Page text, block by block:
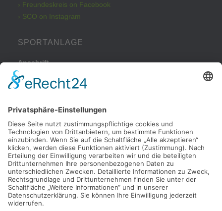
› Freundeskreis on Facebook
› SCO on Instagram
SPORTANLAGE
Anschrift
Kleinbeckstraße 43
45549 Sprockhövel
Telefon
Tel.: 02324 / 79082
Parkplatz
Nachdem Sie von der Haßlinghauser Straße in die
Kleinbeckstraße eingebogen sind, fahren Sie bitte nach ca. 50
Metern rechts auf unseren Parkplatz.
Anfahrt